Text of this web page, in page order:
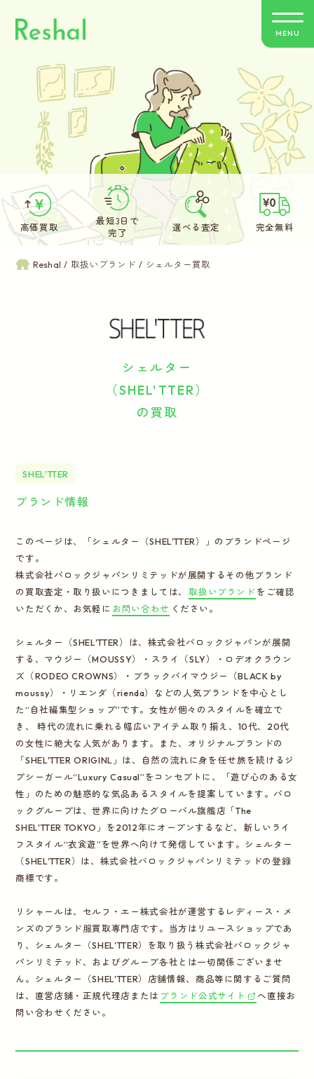
リシャールの特徴
買取方法のご案内
取扱いブランド
よくあるご質問
お客さまの声
運営会社
MENU
高価買取
最短3日で
完了
選べる査定 完全無料
Reshal 取扱いブランド シェルター買取
シェルター
（SHEL'TTER）
の買取
SHEL'TTER
ブランド情報
このページは、「シェルター（SHEL'TTER）」のブランドページ
です。
株式会社バロックジャパンリミテッドが展開するその他ブランド
の買取査定・取り扱いにつきましては、 取扱いブランド をご確認
いただくか、お気軽に お問い合わせ ください。
シェルター（SHEL'TTER）は、株式会社バロックジャパンが展開
する、マウジー（MOUSSY）・スライ（SLY）・ロデオクラウン
ズ（RODEO CROWNS）・ブラックバイマウジー（BLACK by
moussy）・リエンダ（rienda）などの人気ブランドを中心とし
た“自社編集型ショップ”です。女性が個々のスタイルを確立で
き、 時代の流れに乗れる幅広いアイテム取り揃え、10代、20代
の女性に絶大な人気があります。また、オリジナルブランドの
「SHEL'TTER ORIGINL」は、自然の流れに身を任せ旅を続けるジ
プシーガール“Luxury Casual”をコンセプトに、「遊び心のある女
性」のための魅惑的な気品あるスタイルを提案しています。バロ
ックグループは、世界に向けたグローバル旗艦店「The
SHEL'TTER TOKYO」を2012年にオープンするなど、新しいライ
フスタイル“衣食遊”を世界へ向けて発信しています。シェルター
（SHEL'TTER）は、株式会社バロックジャパンリミテッドの登録
商標です。
リシャールは、セルフ・エー株式会社が運営するレディース・メ
ンズのブランド服買取専門店です。当方はリユースショップであ
り、シェルター（SHEL'TTER）を取り扱う株式会社バロックジャ
パンリミテッド、およびグループ各社とは一切関係ございませ
ん。シェルター（SHEL'TTER）店舗情報、商品等に関するご質問
は、直営店舗・正規代理店または ブランド公式サイト
へ直接お
問い合わせください。